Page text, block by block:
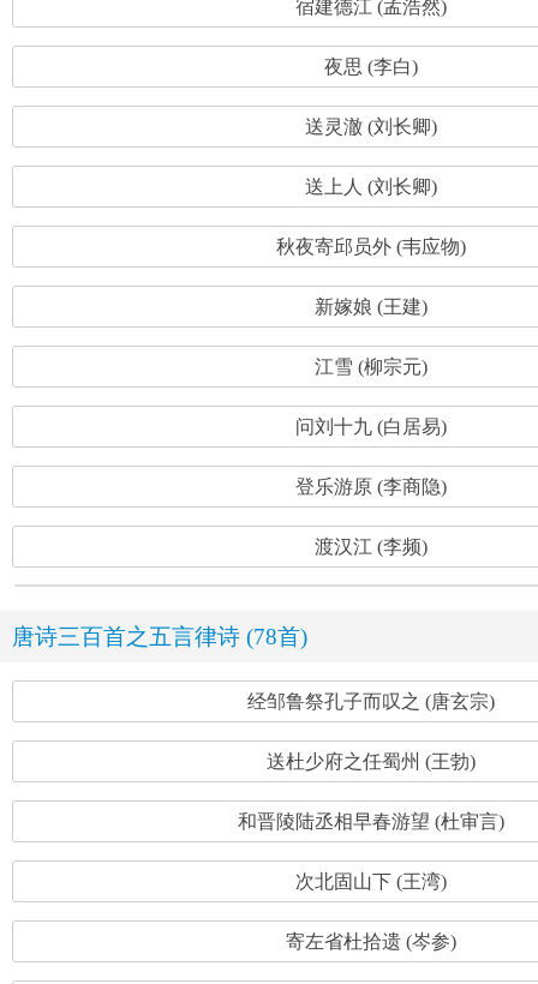
宿建德江 (孟浩然)
夜思 (李白)
送灵澈 (刘长卿)
送上人 (刘长卿)
秋夜寄邱员外 (韦应物)
新嫁娘 (王建)
江雪 (柳宗元)
问刘十九 (白居易)
登乐游原 (李商隐)
渡汉江 (李频)
唐诗三百首之五言律诗 (78首)
经邹鲁祭孔子而叹之 (唐玄宗)
送杜少府之任蜀州 (王勃)
和晋陵陆丞相早春游望 (杜审言)
次北固山下 (王湾)
寄左省杜拾遗 (岑参)